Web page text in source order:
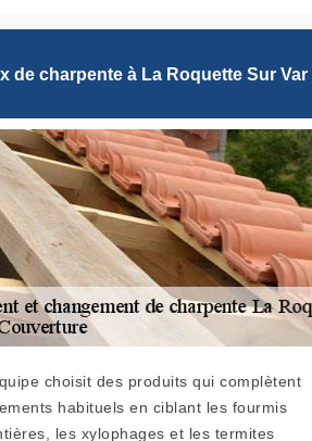
de charpente à La Roquette Sur Var
choisit des produits qui complètent
habituels en ciblant les fourmis
les xylophages et les termites